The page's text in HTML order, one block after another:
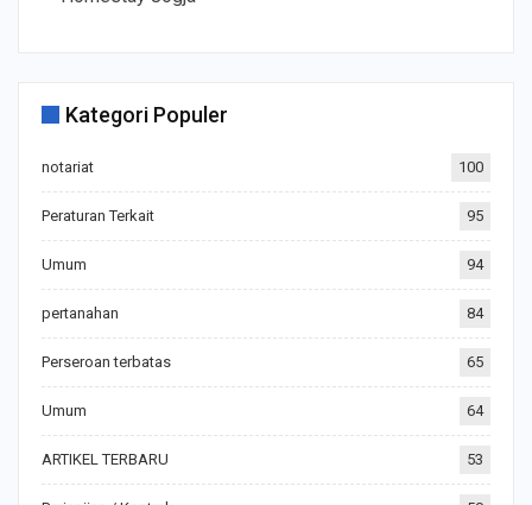
Kategori Populer
notariat 100
Peraturan Terkait 95
Umum 94
pertanahan 84
Perseroan terbatas 65
Umum 64
ARTIKEL TERBARU 53